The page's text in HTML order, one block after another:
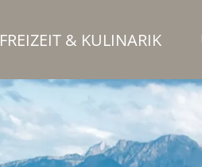
FREIZEIT & KULINARIK